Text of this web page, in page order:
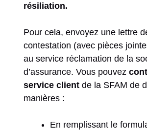
résiliation.
Pour cela, envoyez une lettre
contestation (avec pièces
au service réclamation de la
d’assurance. Vous pouvez
service client de la SFAM de
manières :
En remplissant le